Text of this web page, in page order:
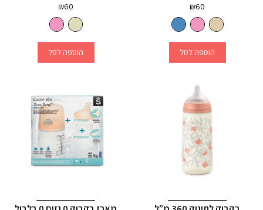
₪60
הוספה לסל
₪60
הוספה לסל